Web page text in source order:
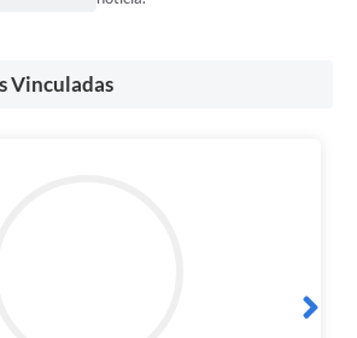
Vinculadas